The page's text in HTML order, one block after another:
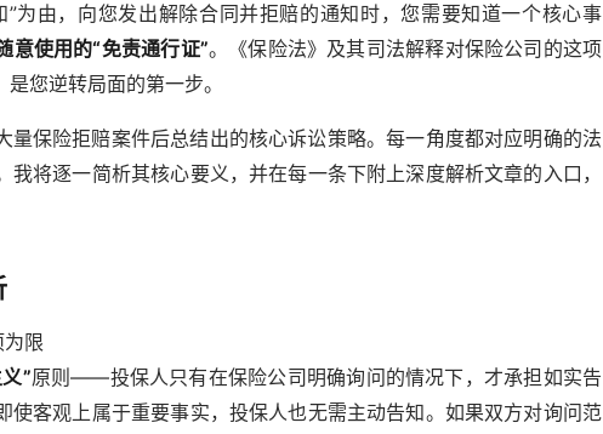
”为由，向您发出解除合同并拒赔的通知时，您需要知道一个核心事
意使用的“免责通行证”。《保险法》及其司法解释对保险公司的这项
您逆转局面的第一步。
量保险拒赔案件后总结出的核心诉讼策略。每一角度都对应明确的法
将逐一简析其核心要义，并在每一条下附上深度解析文章的入口，
限
”原则——投保人只有在保险公司明确询问的情况下，才承担如实告
使客观上属于重要事实，投保人也无需主动告知。如果双方对询问范